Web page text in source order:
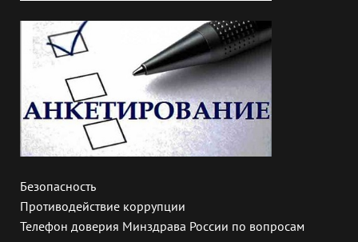
Безопасность
Противодействие коррупции
Телефон доверия Минздрава России по вопросам